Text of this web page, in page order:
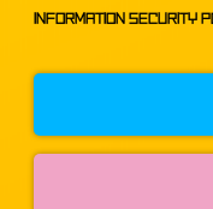
INFORMATION SECURITY